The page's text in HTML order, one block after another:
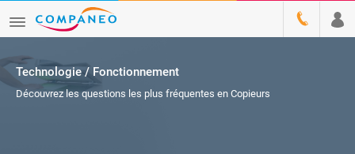
Technologie / Fonctionnement
Découvrez les questions les plus fréquentes en Copieurs